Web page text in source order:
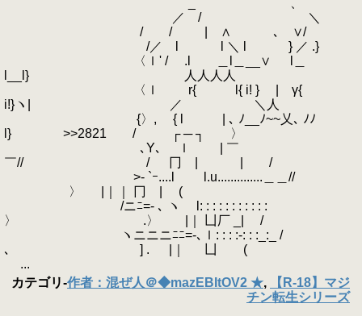
／ / ＼
/ / | ∧ ､ ∨/
/／ l l ＼ l } ／ .}
〈ｌ' / .l ＿l＿__∨ l＿
l__l} 人人人人
〈ｌ r{ l{ i! } | γ{
i!}ヽ| ／ ＼人
{〉, { l | ､ ﾉ__ﾉ~~乂､ ﾉﾉ
l} >>2821 / ┌ ─ ┐ 〉
､Y､ ｌ | ￣
￣// / 冂 | | /
>- `ｰ....l l.u..............＿＿//
〉 |｜｜ 冂 | (
/ニﾆ=- ､ ヽ l: : : : : : : : : : :
〉 .〉 |｜ 凵厂 _| /
ヽニニニﾆﾆ=-､ｌ: : : :-: : :_:_ /
､ ] . |｜ 凵 (
...
カテゴリ-作者：混ぜ人＠◆mazEBItOV2 ★,
【R-18】マジ
チン転生シリーズ